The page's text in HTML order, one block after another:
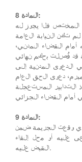
المادة 8:
المختص فلا يجوز له
تكن النيابة العامة
أمام القضاء المدني،
المدنية إلى
المستعجلة
المادة 9:
وقعت الجريمة ضمن
عليه أو محل إلقاء
القبض عليه.